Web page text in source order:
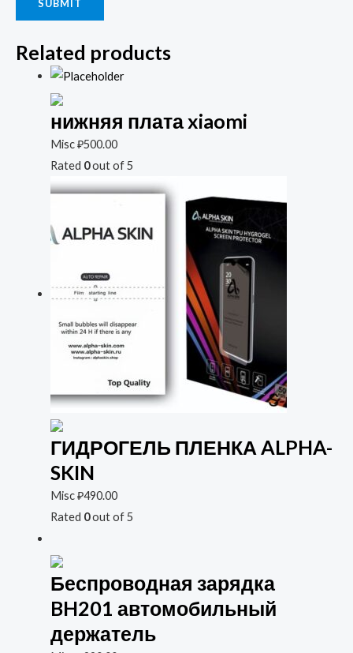
Related products
нижняя плата xiaomi
Misc₽500.00
Rated 0out of 5
ГИДРОГЕЛЬ ПЛЕНКА ALPHA-
SKIN
Misc₽490.00
Rated 0out of 5
Беспроводная зарядка
BH201 автомобильный
держатель